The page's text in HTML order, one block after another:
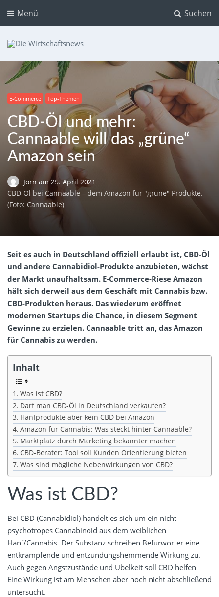
Suchen
Menü
Dein Ratgeber für Aktien und Kryptowährungen
E-Commerce Top-Themen
CBD-Öl und mehr:
Cannaable will das „grüne“
Amazon sein
Jörn am 25. April 2021
CBD-Öl bei Cannaable – dem Amazon für "grüne" Produkte.
(Foto: Cannaable)
Seit es auch in Deutschland offiziell erlaubt ist, CBD-Öl
und andere Cannabidiol-Produkte anzubieten, wächst
der Markt unaufhaltsam. E-Commerce-Riese Amazon
hält sich derweil aus dem Geschäft mit Cannabis bzw.
CBD-Produkten heraus. Das wiederum eröffnet
modernen Startups die Chance, in diesem Segment
Gewinne zu erzielen. Cannaable tritt an, das Amazon
für Cannabis zu werden.
Inhalt
Was ist CBD?
Darf man CBD-Öl in Deutschland verkaufen?
Hanfprodukte aber kein CBD bei Amazon
Amazon für Cannabis: Was steckt hinter Cannaable?
Marktplatz durch Marketing bekannter machen
CBD-Berater: Tool soll Kunden Orientierung bieten
Was sind mögliche Nebenwirkungen von CBD?
Was ist CBD?
Bei CBD (Cannabidiol) handelt es sich um ein nicht-
psychotropes Cannabinoid aus dem weiblichen
Hanf/Cannabis. Der Substanz schreiben Befürworter eine
entkrampfende und entzündungshemmende Wirkung zu.
Auch gegen Angstzustände und Übelkeit soll CBD helfen.
Eine Wirkung ist am Menschen aber noch nicht abschließend
untersucht.